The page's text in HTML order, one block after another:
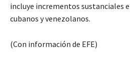
incluye incrementos sustanciales
cubanos y venezolanos.
(Con información de EFE)